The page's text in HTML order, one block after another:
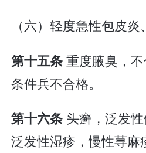
（六）轻度急性包皮炎
第十五条重度腋臭，
条件兵不合格。
第十六条 头癣，泛发
泛发性湿疹，慢性荨麻